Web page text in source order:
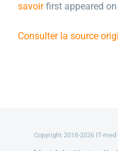
savoirfirst appeared on
Consulter la source
Copyright 2018-2026 IT-